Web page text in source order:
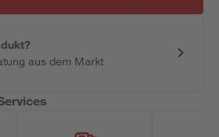
aus dem Markt